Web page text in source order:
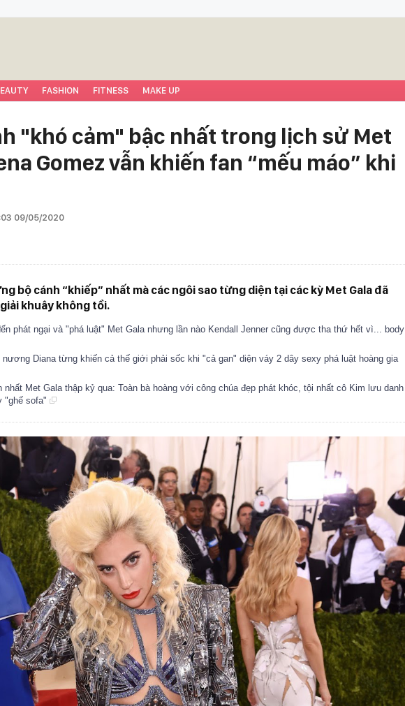
FASHION FITNESS MAKE UP
"khó cảm" bậc nhất trong lịch sử Met
Gomez vẫn khiến fan “mếu máo” khi
09/05/2020
bộ cánh “khiếp” nhất mà các ngôi sao từng diện tại các kỳ Met Gala đã
khuây không tồi.
phát ngại và "phá luật" Met Gala nhưng lần nào Kendall Jenner cũng được tha thứ hết vì... body
Diana từng khiến cả thế giới phải sốc khi "cả gan" diện váy 2 dây sexy phá luật hoàng gia
nhất Met Gala thập kỷ qua: Toàn bà hoàng với công chúa đẹp phát khóc, tội nhất cô Kim lưu danh
"ghế sofa"